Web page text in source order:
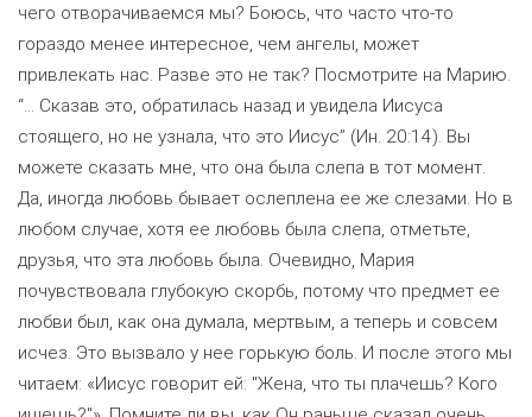
чего отворачиваемся мы? Боюсь, что часто что-то
гораздо менее интересное, чем ангелы, может
привлекать нас. Разве это не так? Посмотрите на Марию.
“... Сказав это, обратилась назад и увидела Иисуса
стоящего, но не узнала, что это Иисус” (Ин. 20:14). Вы
можете сказать мне, что она была слепа в тот момент.
Да, иногда любовь бывает ослеплена ее же слезами. Но в
любом случае, хотя ее любовь была слепа, отметьте,
друзья, что эта любовь была. Очевидно, Мария
почувствовала глубокую скорбь, потому что предмет ее
любви был, как она думала, мертвым, а теперь и совсем
исчез. Это вызвало у нее горькую боль. И после этого мы
читаем: «Иисус говорит ей: "Жена, что ты плачешь? Кого